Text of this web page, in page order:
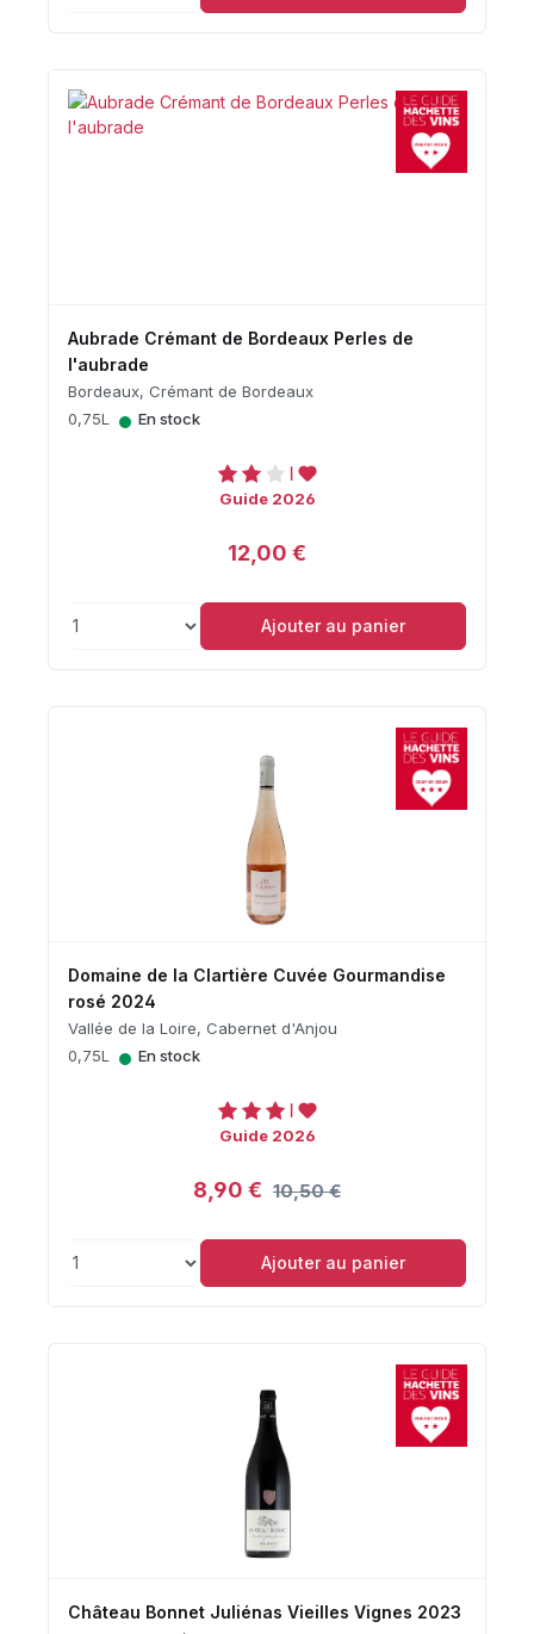
Aubrade Crémant de Bordeaux Perles de
l'aubrade
Bordeaux, Crémant de Bordeaux
0,75L
• En stock
Guide 2026
12,00 €
Ajouter au panier
Domaine de la Clartière Cuvée Gourmandise
rosé 2024
Vallée de la Loire, Cabernet d'Anjou
0,75L
• En stock
Guide 2026
8,90 € 10,50 €
Ajouter au panier
Château Bonnet Juliénas Vieilles Vignes 2023